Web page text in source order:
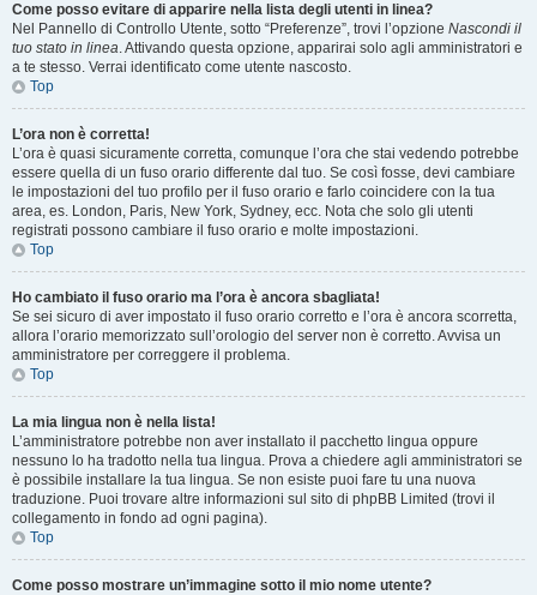
Come posso evitare di apparire nella lista degli utenti in linea?
Nel Pannello di Controllo Utente, sotto “Preferenze”, trovi l’opzione Nascondi il
tuo stato in linea. Attivando questa opzione, apparirai solo agli amministratori e
a te stesso. Verrai identificato come utente nascosto.
Top
L’ora non è corretta!
L’ora è quasi sicuramente corretta, comunque l’ora che stai vedendo potrebbe
essere quella di un fuso orario differente dal tuo. Se così fosse, devi cambiare
le impostazioni del tuo profilo per il fuso orario e farlo coincidere con la tua
area, es. London, Paris, New York, Sydney, ecc. Nota che solo gli utenti
registrati possono cambiare il fuso orario e molte impostazioni.
Top
Ho cambiato il fuso orario ma l’ora è ancora sbagliata!
Se sei sicuro di aver impostato il fuso orario corretto e l’ora è ancora scorretta,
allora l’orario memorizzato sull’orologio del server non è corretto. Avvisa un
amministratore per correggere il problema.
Top
La mia lingua non è nella lista!
L’amministratore potrebbe non aver installato il pacchetto lingua oppure
nessuno lo ha tradotto nella tua lingua. Prova a chiedere agli amministratori se
è possibile installare la tua lingua. Se non esiste puoi fare tu una nuova
traduzione. Puoi trovare altre informazioni sul sito di phpBB Limited (trovi il
collegamento in fondo ad ogni pagina).
Top
Come posso mostrare un’immagine sotto il mio nome utente?